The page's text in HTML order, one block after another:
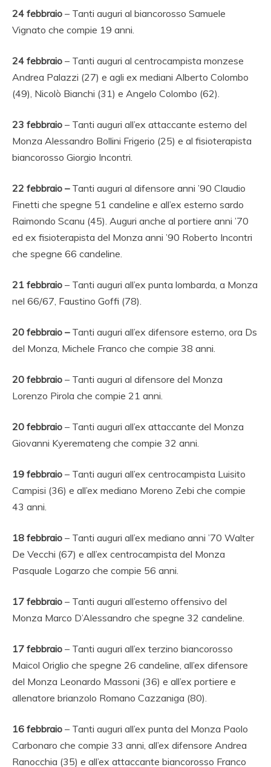
24 febbraio – Tanti auguri al biancorosso Samuele
Vignato che compie 19 anni.
24 febbraio – Tanti auguri al centrocampista monzese
Andrea Palazzi (27) e agli ex mediani Alberto Colombo
(49), Nicolò Bianchi (31) e Angelo Colombo (62).
23 febbraio – Tanti auguri all’ex attaccante esterno del
Monza Alessandro Bollini Frigerio (25) e al fisioterapista
biancorosso Giorgio Incontri.
22 febbraio – Tanti auguri al difensore anni ’90 Claudio
Finetti che spegne 51 candeline e all’ex esterno sardo
Raimondo Scanu (45). Auguri anche al portiere anni ’70
ed ex fisioterapista del Monza anni ’90 Roberto Incontri
che spegne 66 candeline.
21 febbraio – Tanti auguri all’ex punta lombarda, a Monza
nel 66/67, Faustino Goffi (78).
20 febbraio –Tanti auguri all’ex difensore esterno, ora Ds
del Monza, Michele Franco che compie 38 anni.
20 febbraio – Tanti auguri al difensore del Monza
Lorenzo Pirola che compie 21 anni.
20 febbraio – Tanti auguri all’ex attaccante del Monza
Giovanni Kyeremateng che compie 32 anni.
19 febbraio – Tanti auguri all’ex centrocampista Luisito
Campisi (36) e all’ex mediano Moreno Zebi che compie
43 anni.
18 febbraio – Tanti auguri all’ex mediano anni ’70 Walter
De Vecchi (67) e all’ex centrocampista del Monza
Pasquale Logarzo che compie 56 anni.
17 febbraio – Tanti auguri all’esterno offensivo del
Monza Marco D’Alessandro che spegne 32 candeline.
17 febbraio – Tanti auguri all’ex terzino biancorosso
Maicol Origlio che spegne 26 candeline, all’ex difensore
del Monza Leonardo Massoni (36) e all’ex portiere e
allenatore brianzolo Romano Cazzaniga (80).
16 febbraio – Tanti auguri all’ex punta del Monza Paolo
Carbonaro che compie 33 anni, all’ex difensore Andrea
Ranocchia (35) e all’ex attaccante biancorosso Franco